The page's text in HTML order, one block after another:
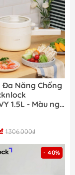
Đa Năng Chống
1.5L - Màu ngà
1.306.000₫
- 40%